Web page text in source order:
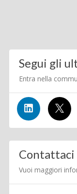
Segui gli
Entra nella
Contattaci
Vuoi maggiori